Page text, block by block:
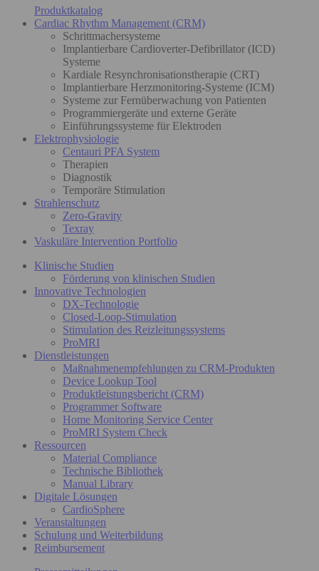
Produktkatalog
Cardiac Rhythm Management (CRM)
Schrittmachersysteme
Implantierbare Cardioverter-Defibrillator (ICD)
Systeme
Kardiale Resynchronisationstherapie (CRT)
Implantierbare Herzmonitoring-Systeme (ICM)
Systeme zur Fernüberwachung von Patienten
Programmiergeräte und externe Geräte
Einführungssysteme für Elektroden
Elektrophysiologie
Centauri PFA System
Therapien
Diagnostik
Temporäre Stimulation
Strahlenschutz
Zero-Gravity
Texray
Vaskuläre Intervention Portfolio
Klinische Studien
Förderung von klinischen Studien
Innovative Technologien
DX-Technologie
Closed-Loop-Stimulation
Stimulation des Reizleitungssystems
ProMRI
Dienstleistungen
Maßnahmenempfehlungen zu CRM-Produkten
Device Lookup Tool
Produktleistungsbericht (CRM)
Programmer Software
Home Monitoring Service Center
ProMRI System Check
Ressourcen
Material Compliance
Technische Bibliothek
Manual Library
Digitale Lösungen
CardioSphere
Veranstaltungen
Schulung und Weiterbildung
Reimbursement